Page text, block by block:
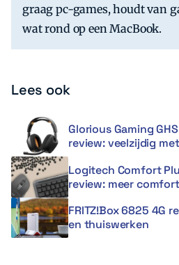
graag pc-games, houdt van
wat rond op een MacBook.
Lees ook
Glorious Gaming
review: veelzijdig
Logitech Comfort
review: meer
FRITZ!Box 6825 4G
en thuiswerken